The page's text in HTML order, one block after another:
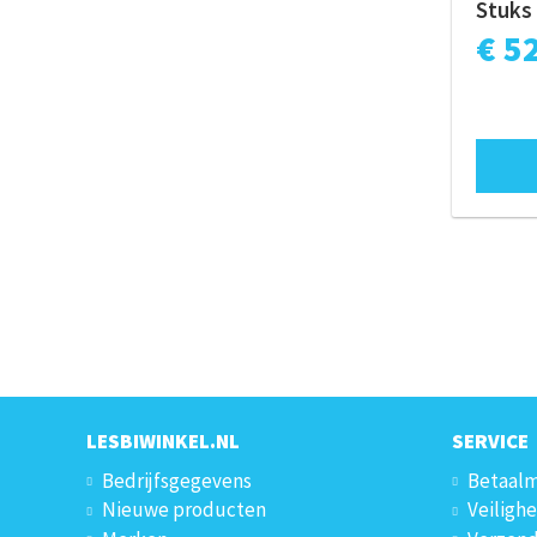
Stuks
€
LESBIWINKEL.NL
Bedrijfsgegevens
Nieuwe producten
SERVICE